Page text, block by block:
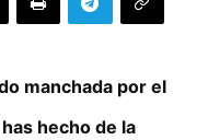
manchada por el
hecho de la